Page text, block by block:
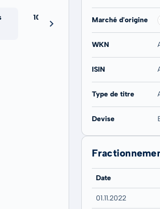
10 ans 20 ans Max
Marché d'origine
WKN
ISIN
Type de titre
Devise
Date
01.11.2022